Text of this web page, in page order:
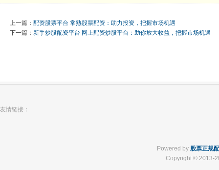
上一篇： 配资股票平台 常熟股票配资：助力投资，把握市场机遇
下一篇： 新手炒股配资平台 网上配资炒股平台：助你放大收益，把握市场机遇
友情链接：
Powered by 股票正规
Copyright © 2013-